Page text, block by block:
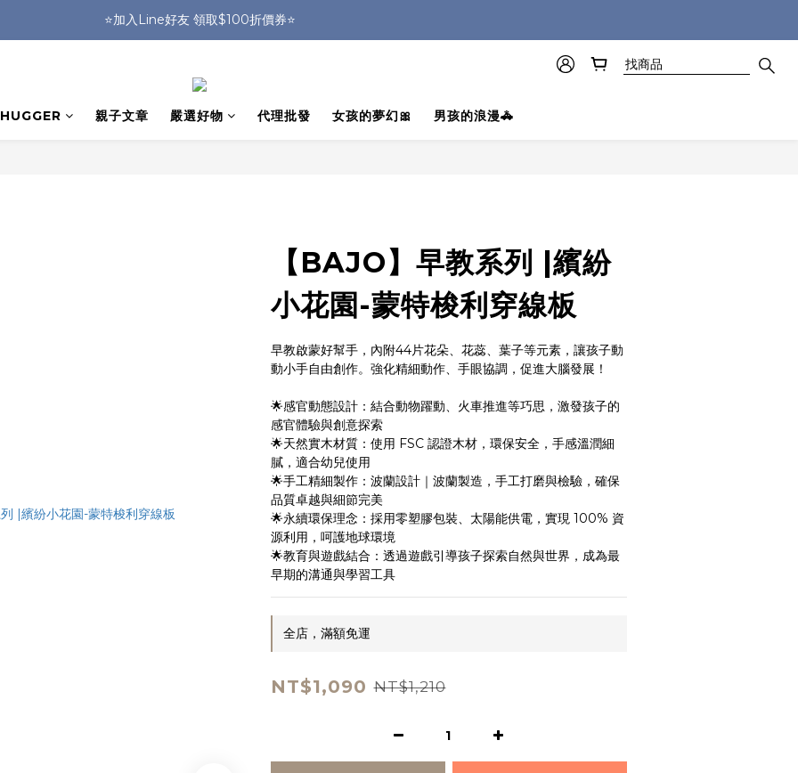
🎒HUGGER實體門市~實背才知道🎒
⭐️加入Line好友 領取$100折價券⭐️
親子文章 嚴選好物 代理批發 女孩的夢幻🎀 男孩的浪漫🚓
【BAJO】早教系列 |繽紛
小花園-蒙特梭利穿線板
早教啟蒙好幫手，內附44片花朵、花蕊、葉子等元素，讓孩子動
動小手自由創作。強化精細動作、手眼協調，促進大腦發展！
🌟感官動態設計：結合動物躍動、火車推進等巧思，激發孩子的
感官體驗與創意探索
🌟天然實木材質：使用 FSC 認證木材，環保安全，手感溫潤細
膩，適合幼兒使用
🌟手工精細製作：波蘭設計｜波蘭製造，手工打磨與檢驗，確保
品質卓越與細節完美
🌟永續環保理念：採用零塑膠包裝、太陽能供電，實現 100% 資
源利用，呵護地球環境
🌟教育與遊戲結合：透過遊戲引導孩子探索自然與世界，成為最
早期的溝通與學習工具
全店，滿額免運
NT$1,090 NT$1,210